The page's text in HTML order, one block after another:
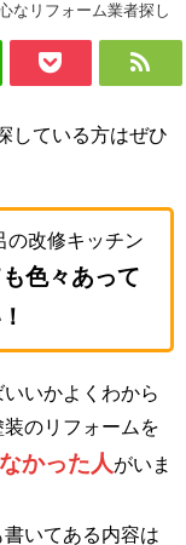
なリフォーム業者探し
している方はぜひ
の改修キッチン
色々あって
いかよくわから
のリフォームを
かった人 がいま
いてある内容は